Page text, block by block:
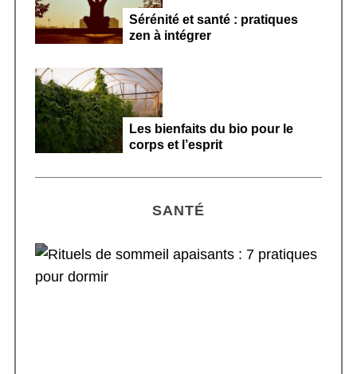
Sérénité et santé : pratiques
zen à intégrer
Les bienfaits du bio pour le
corps et l’esprit
SANTÉ